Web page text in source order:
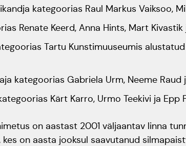
kategoorias Raul Markus Vaiksoo,
Renate Keerd, Anna Hints, Mart Kivastik
Tartu Kunstimuuseumis
kategoorias Gabriela Urm, Neeme Raud
Kärt Karro, Urmo Teekivi ja Epp
on aastast 2001 väljaantav linna
kes on aasta jooksul saavutanud